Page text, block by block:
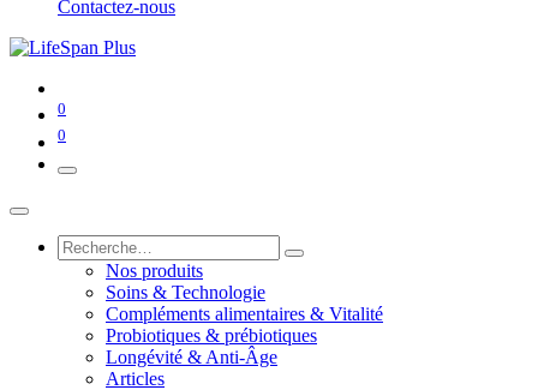
Contactez-nous
0
0
Nos produits
Soins & Technologie
Compléments alimentaires & Vitalité
Probiotiques & prébiotiques
Longévité & Anti-Âge
Articles